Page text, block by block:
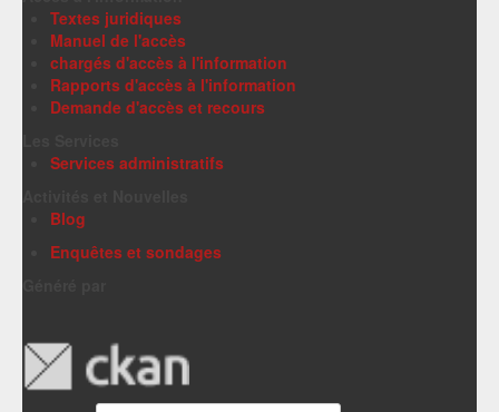
Textes juridiques
Manuel de l'accès
chargés d'accès à l'information
Rapports d'accès à l'information
Demande d'accès et recours
Services administratifs
Blog
Enquêtes et sondages